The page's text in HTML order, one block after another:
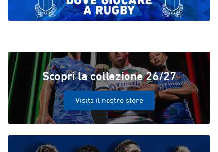
(Spagna)4.⁠ ⁠Università di Vienna
(Austria)5.⁠ ⁠Università di Siviglia
Scopri la collezione 26/27
Visita il nostro store